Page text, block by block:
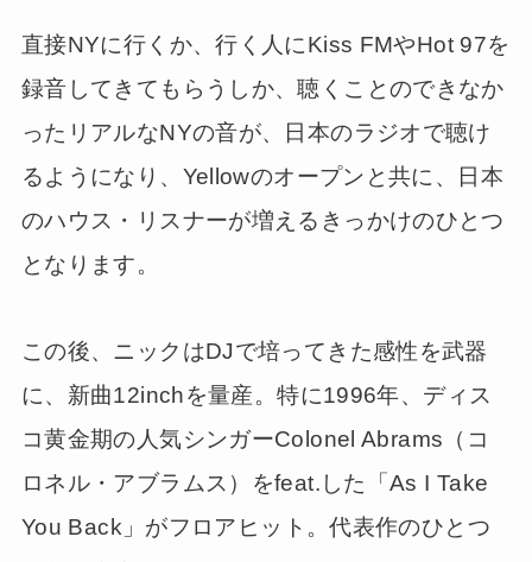
直接NYに行くか、行く人にKiss FMやHot 97を
録音してきてもらうしか、聴くことのできなか
ったリアルなNYの音が、日本のラジオで聴け
るようになり、Yellowのオープンと共に、日本
のハウス・リスナーが増えるきっかけのひとつ
となります。
この後、ニックはDJで培ってきた感性を武器
に、新曲12inchを量産。特に1996年、ディス
コ黄金期の人気シンガーColonel Abrams（コ
ロネル・アブラムス）をfeat.した「As I Take
You Back」がフロアヒット。代表作のひとつ